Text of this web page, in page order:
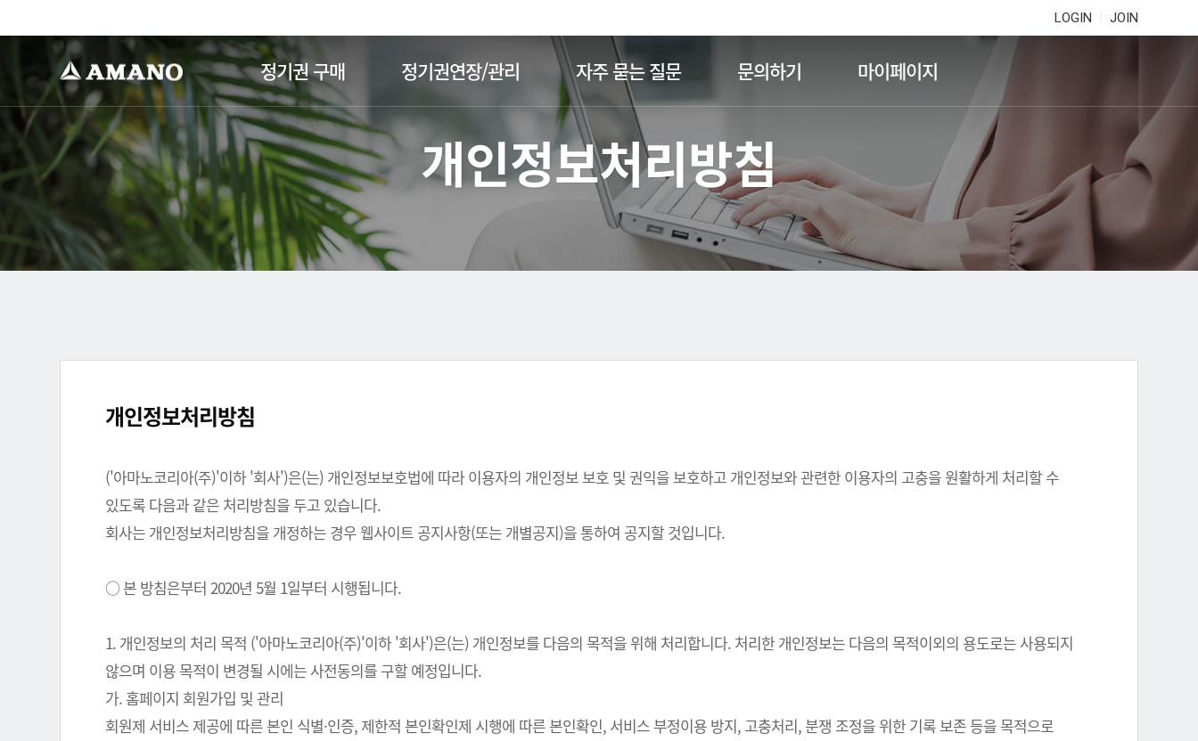
LOGIN JOIN
정기권 구매 정기권연장/관리 자주 묻는 질문 문의하기 마이페이지
개인정보처리방침
개인정보처리방침
('아마노코리아(주)'이하 '회사')은(는) 개인정보보호법에 따라 이용자의 개인정보 보호 및 권익을 보호하고 개인정보와 관련한 이용자의 고충을 원활하게 처리할 수
있도록 다음과 같은 처리방침을 두고 있습니다.
회사는 개인정보처리방침을 개정하는 경우 웹사이트 공지사항(또는 개별공지)을 통하여 공지할 것입니다.
○ 본 방침은부터 2020년 5월 1일부터 시행됩니다.
1. 개인정보의 처리 목적 ('아마노코리아(주)'이하 '회사')은(는) 개인정보를 다음의 목적을 위해 처리합니다. 처리한 개인정보는 다음의 목적이외의 용도로는 사용되지
않으며 이용 목적이 변경될 시에는 사전동의를 구할 예정입니다.
가. 홈페이지 회원가입 및 관리
회원제 서비스 제공에 따른 본인 식별·인증, 제한적 본인확인제 시행에 따른 본인확인, 서비스 부정이용 방지, 고충처리, 분쟁 조정을 위한 기록 보존 등을 목적으로